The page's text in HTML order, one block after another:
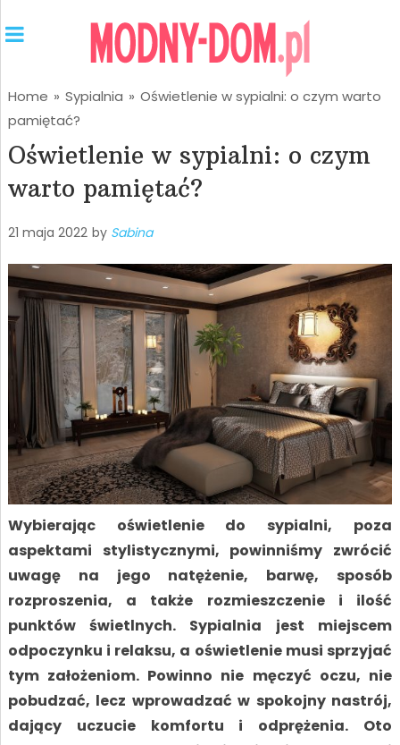
Home » Sypialnia » Oświetlenie w sypialni: o czym warto
pamiętać?
Oświetlenie w sypialni: o czym
warto pamiętać?
21 maja 2022 by Sabina
Wybierając oświetlenie do sypialni, poza
aspektami stylistycznymi, powinniśmy zwrócić
uwagę na jego natężenie, barwę, sposób
rozproszenia, a także rozmieszczenie i ilość
punktów świetlnych. Sypialnia jest miejscem
odpoczynku i relaksu, a oświetlenie musi sprzyjać
tym założeniom. Powinno nie męczyć oczu, nie
pobudzać, lecz wprowadzać w spokojny nastrój,
dający uczucie komfortu i odprężenia. Oto